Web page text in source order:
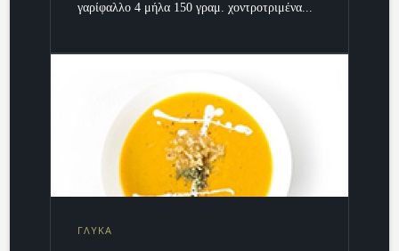
γαρίφαλλο 4 μήλα 150 γραμ. χοντροτριμένα...
ΓΛΥΚΑ